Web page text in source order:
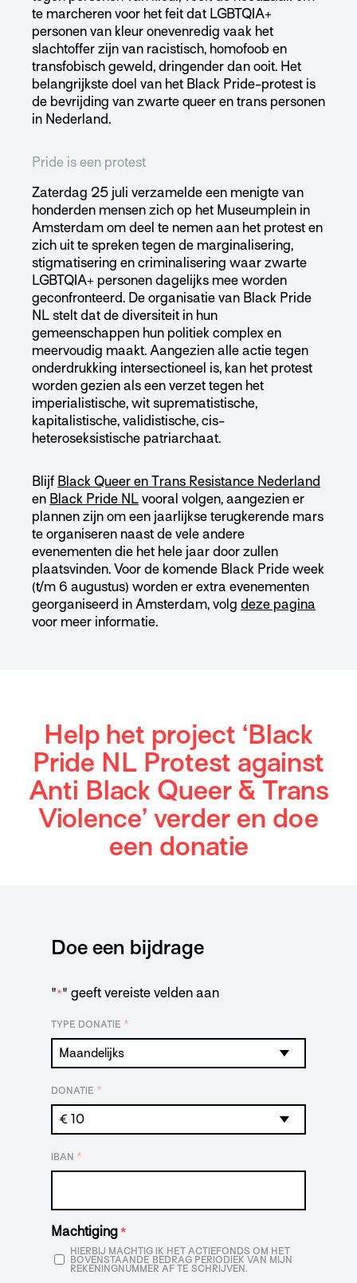
te marcheren voor het feit dat LGBTQIA+
personen van kleur onevenredig vaak het
slachtoffer zijn van racistisch, homofoob en
transfobisch geweld, dringender dan ooit. Het
belangrijkste doel van het Black Pride-protest is
de bevrijding van zwarte queer en trans personen
in Nederland.
Pride is een protest
Zaterdag 25 juli verzamelde een menigte van
honderden mensen zich op het Museumplein in
Amsterdam om deel te nemen aan het protest en
zich uit te spreken tegen de marginalisering,
stigmatisering en criminalisering waar zwarte
LGBTQIA+ personen dagelijks mee worden
geconfronteerd. De organisatie van Black Pride
NL stelt dat de diversiteit in hun
gemeenschappen hun politiek complex en
meervoudig maakt. Aangezien alle actie tegen
onderdrukking intersectioneel is, kan het protest
worden gezien als een verzet tegen het
imperialistische, wit suprematistische,
kapitalistische, validistische, cis-
heteroseksistische patriarchaat.
Blijf Black Queer en Trans Resistance Nederland
en Black Pride NL vooral volgen, aangezien er
plannen zijn om een jaarlijkse terugkerende mars
te organiseren naast de vele andere
evenementen die het hele jaar door zullen
plaatsvinden. Voor de komende Black Pride week
(t/m 6 augustus) worden er extra evenementen
georganiseerd in Amsterdam, volg deze pagina
voor meer informatie.
Help het project ‘Black
Pride NL Protest against
Anti Black Queer & Trans
Violence’ verder en doe
een donatie
Doe een bijdrage
"*" geeft vereiste velden aan
TYPE DONATIE *
DONATIE *
IBAN *
Machtiging *
HIERBIJ MACHTIG IK HET ACTIEFONDS OM HET
BOVENSTAANDE BEDRAG PERIODIEK VAN MIJN
REKENINGNUMMER AF TE SCHRIJVEN.